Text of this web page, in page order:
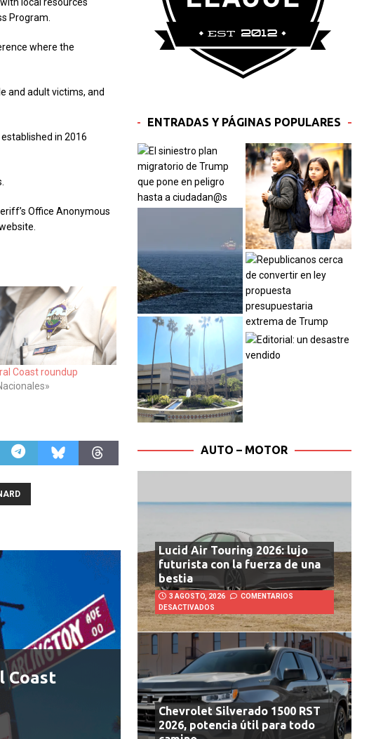
Program.
where the
and adult victims, and
in 2016
Office Anonymous
Coast roundup
Coast
ENTRADAS Y PÁGINAS POPULARES
AUTO – MOTOR
Lucid Air Touring 2026: lujo
futurista con la fuerza de una
bestia
3 AGOSTO, 2026
COMENTARIOS
DESACTIVADOS
Chevrolet Silverado 1500 RST
2026, potencia útil para todo